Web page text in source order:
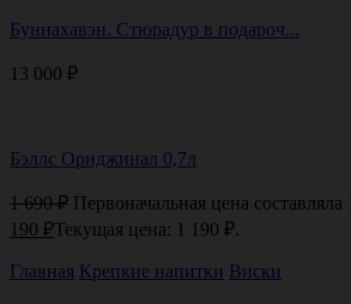
Буннахавэн. Стюрадур в подароч...
13 000 ₽
Бэллс Ориджинал 0,7л
1 690₽ Первоначальная цена составляла
190 ₽Текущая цена: 1 190 ₽.
Главная Крепкие напитки Виски